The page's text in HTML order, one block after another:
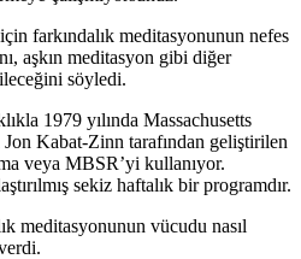
farkındalık meditasyonunun nefes
aşkın meditasyon gibi diğer
söyledi.
1979 yılında Massachusetts
Kabat-Zinn tarafından geliştirilen
veya MBSR’yi kullanıyor.
sekiz haftalık bir programdır.
meditasyonunun vücudu nasıl